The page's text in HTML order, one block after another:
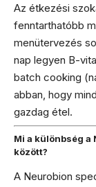
Az étkezési
fenntarthatóbb
menütervezés
nap legyen B-
batch cooking
abban, hogy
gazdag étel.
Mi a különbség
között?
A Neurobion